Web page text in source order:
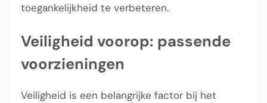
toegankelijkheid te verbeteren.
Veiligheid voorop: passende
voorzieningen
Veiligheid is een belangrijke factor bij het